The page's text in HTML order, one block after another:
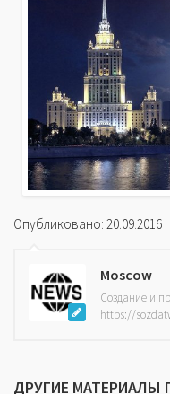
Опубликовано: 20.09.2016
Moscow
Создание и
https://
ДРУГИЕ МАТЕРИАЛЫ